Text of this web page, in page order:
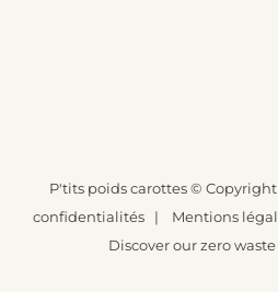
P'tits poids carottes© Copyright
confidentialités | Mentions
Discover our zero